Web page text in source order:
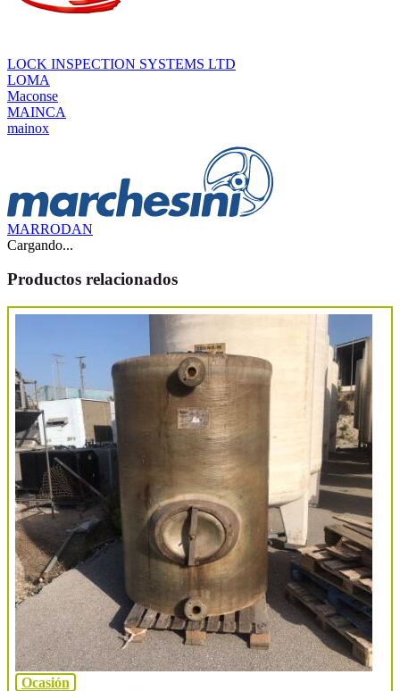
LOCK INSPECTION SYSTEMS LTD
LOMA
Maconse
MAINCA
mainox
MARRODAN
Cargando...
Productos relacionados
Ocasión